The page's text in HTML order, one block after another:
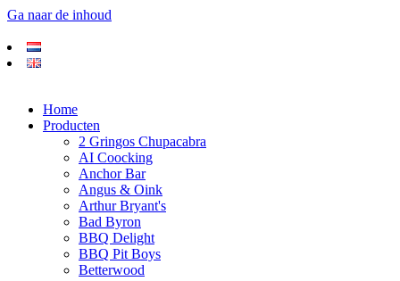
Ga naar de inhoud
Home
Producten
2 Gringos Chupacabra
AI Coocking
Anchor Bar
Angus & Oink
Arthur Bryant's
Bad Byron
BBQ Delight
BBQ Pit Boys
Betterwood